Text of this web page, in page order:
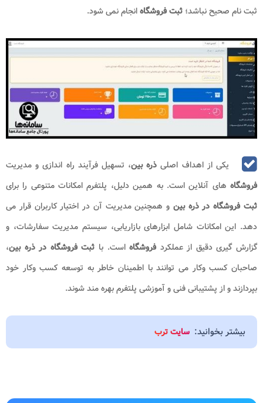
ثبت نام صحیح نباشد؛ ثبت فروشگاهانجام نمی شود.
یکی از اهداف اصلی ذره بین، تسهیل فرآیند راه اندازی و مدیریت
فروشگاه های آنلاین است. به همین دلیل، پلتفرم امکانات متنوعی را برای
ثبت فروشگاه در ذره بین و همچنین مدیریت آن در اختیار کاربران قرار می
دهد. این امکانات شامل ابزارهای بازاریابی، سیستم مدیریت سفارشات، و
گزارش گیری دقیق از عملکردفروشگاهاست. با ثبت فروشگاه در ذره بین،
صاحبان کسب وکار می توانند با اطمینان خاطر به توسعه کسب وکار خود
بپردازند و از پشتیبانی فنی و آموزشی پلتفرم بهره مند شوند.
بیشتر بخوانید: سایت ترب